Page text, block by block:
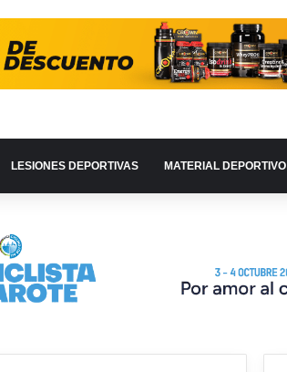
LESIONES DEPORTIVAS MATERIAL DEPORTIVO